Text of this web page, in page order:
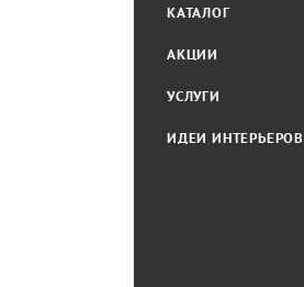
КАТАЛОГ
АКЦИИ
УСЛУГИ
ИДЕИ ИНТЕРЬЕРОВ